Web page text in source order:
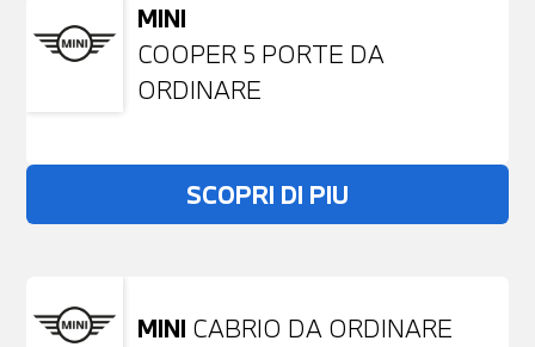
MINI
COOPER 5 PORTE DA
ORDINARE
SCOPRI DI PIU
MINI CABRIO DA ORDINARE